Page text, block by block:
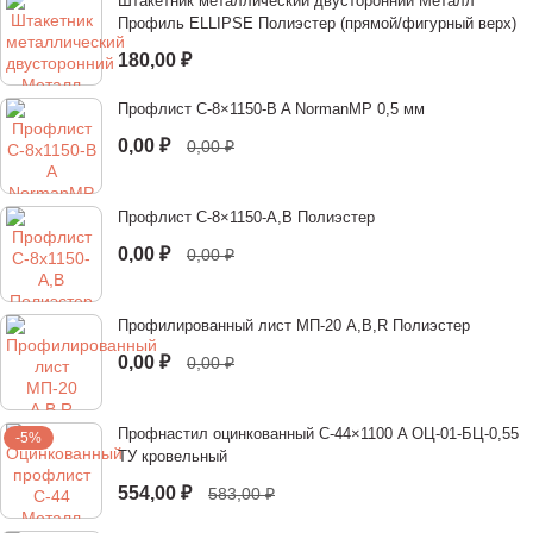
Профиль ELLIPSE Полиэстер (прямой/фигурный верх)
180,00 ₽
Профлист С-8×1150-B A NormanMP 0,5 мм
0,00 ₽ 0,00₽
Профлист С-8×1150-A,B Полиэстер
0,00 ₽ 0,00₽
Профилированный лист МП-20 A,B,R Полиэстер
0,00 ₽ 0,00₽
-5%
Профнастил оцинкованный С-44×1100 A ОЦ-01-БЦ-0,55
ТУ кровельный
554,00 ₽ 583,00₽